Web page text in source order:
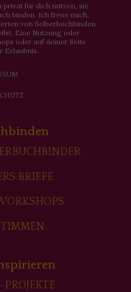
privat für dich nutzen, sie
binden. Ich freue mich,
von Selberbuchbinden
Eine Nutzung oder
oder auf deiner Seite
Erlaubnis.
BRIEFE